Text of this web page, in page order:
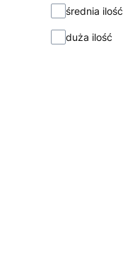
średnia ilość
duża ilość